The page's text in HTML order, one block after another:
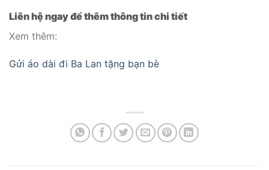
Liên hệ ngay để thêm thông tin chi tiết
Xem thêm:
Gửi áo dài đi Ba Lan tặng bạn bè